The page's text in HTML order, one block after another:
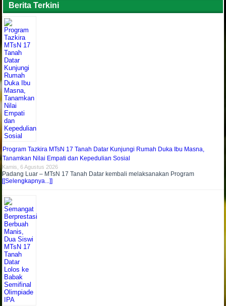
Berita Terkini
Program Tazkira MTsN 17 Tanah Datar Kunjungi Rumah Duka Ibu Masna,
Tanamkan Nilai Empati dan Kepedulian Sosial
Kamis, 6 Agustus 2026
Padang Luar – MTsN 17 Tanah Datar kembali melaksanakan Program
[[Selengkapnya...]]